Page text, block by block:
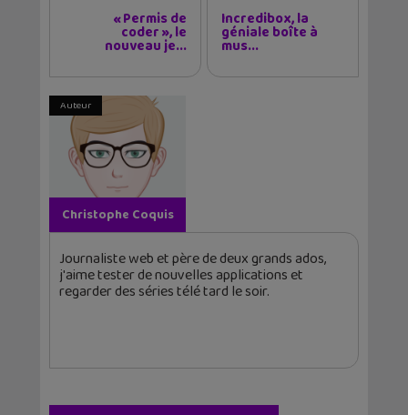
« Permis de
coder », le
nouveau je...
Incredibox, la
géniale boîte à
mus...
Auteur
Christophe Coquis
Journaliste web et père de deux grands ados,
j'aime tester de nouvelles applications et
regarder des séries télé tard le soir.